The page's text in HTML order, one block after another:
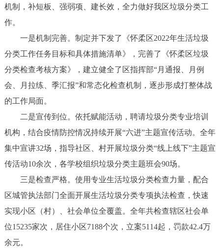
机制，补短板、强弱项、建长效，全力做好我区垃圾分类工
作。
一是机制完善。制定并下发了《怀柔区2022年生活垃圾
分类工作任务目标和具体措施清单》，完善了《怀柔区垃圾
分类检查考核方案》，建立健全了区指挥部“月通报、月例
会、月拉练、季汇报”和常态化检查机制，逐步形成打整体战
的工作局面。
二是宣传到位。依托赋能活动，聘请垃圾分类专业培训
机构，结合疫情防控情况持续开展“六进”主题宣传活动。全年
集中宣讲32场，指导社区、村开展垃圾分类“线上线下”主题宣
传活动10余次，各学校组织垃圾分类主题班会90场。
三是检查严格。使用专业生活垃圾分类检查力量，配合
区城管执法部门全面开展生活垃圾分类专项执法检查，快速
实现小区（村）、社会单位全覆盖。全年共检查辖区社会单
位15235家次，居住小区7188个次，立案5114起，罚款42.4万
余元。